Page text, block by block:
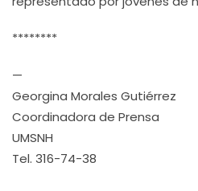
********
—
Georgina Morales Gutiérrez
Coordinadora de Prensa
UMSNH
Tel. 316-74-38